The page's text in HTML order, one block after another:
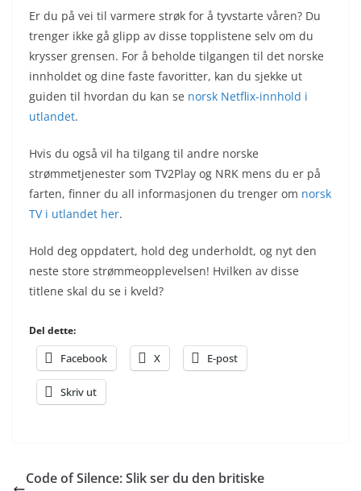
Er du på vei til varmere strøk for å tyvstarte våren? Du
trenger ikke gå glipp av disse topplistene selv om du
krysser grensen. For å beholde tilgangen til det norske
innholdet og dine faste favoritter, kan du sjekke ut
guiden til hvordan du kan se norsk Netflix-innhold i
utlandet.
Hvis du også vil ha tilgang til andre norske
strømmetjenester som TV2Play og NRK mens du er på
farten, finner du all informasjonen du trenger om norsk
TV i utlandet her.
Hold deg oppdatert, hold deg underholdt, og nyt den
neste store strømmeopplevelsen! Hvilken av disse
titlene skal du se i kveld?
Del dette:
Facebook X E-post
Skriv ut
Code of Silence: Slik ser du den britiske